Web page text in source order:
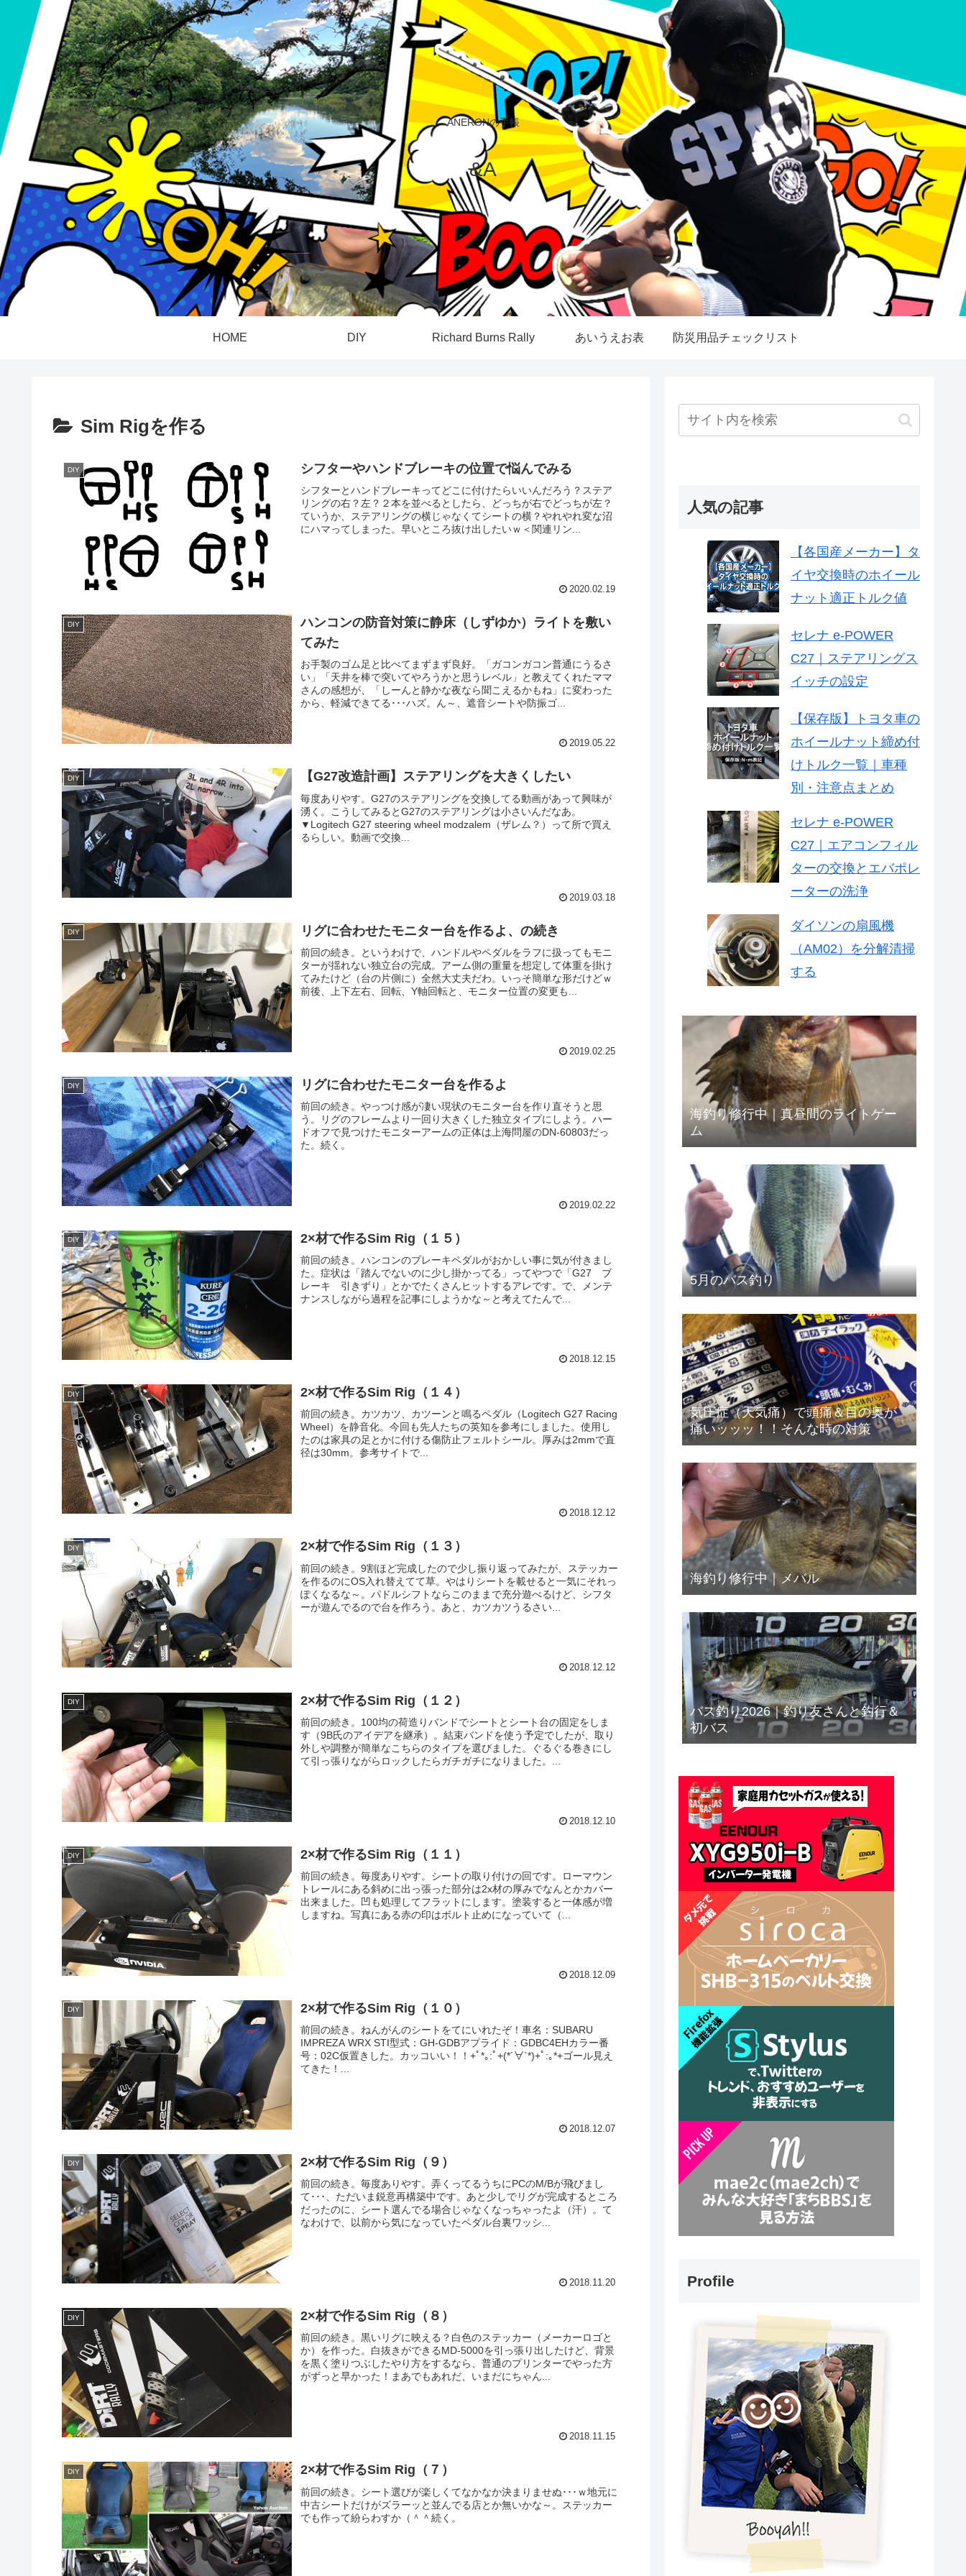
ANERONの手帳
&A
HOME DIY Richard Burns Rally あいうえお表 防災用品チェックリスト
Sim Rigを作る
DIY シフターやハンドブレーキの位置で悩んでみる
シフターとハンドブレーキってどこに付けたらいいんだろう？ステア
リングの右？左？２本を並べるとしたら、どっちが右でどっちが左？
ていうか、ステアリングの横じゃなくてシートの横？やれやれ変な沼
にハマってしまった。早いところ抜け出したいｗ＜関連リン...
2020.02.19
DIY
ハンコンの防音対策に静床（しずゆか）ライトを敷い
てみた
お手製のゴム足と比べてまずまず良好。「ガコンガコン普通にうるさ
い」「天井を棒で突いてやろうかと思うレベル」と教えてくれたママ
さんの感想が、「しーんと静かな夜なら聞こえるかもね」に変わった
から、軽減できてる･･･ハズ。ん～、遮音シートや防振ゴ...
2019.05.22
DIY 【G27改造計画】ステアリングを大きくしたい
毎度ありやす。G27のステアリングを交換してる動画があって興味が
湧く。こうしてみるとG27のステアリングは小さいんだなあ。
▼Logitech G27 steering wheel modzalem（ザレム？）って所で買え
るらしい。動画で交換...
2019.03.18
DIY リグに合わせたモニター台を作るよ、の続き
前回の続き。というわけで、ハンドルやペダルをラフに扱ってもモニ
ターが揺れない独立台の完成。アーム側の重量を想定して体重を掛け
てみたけど（台の片側に）全然大丈夫だわ。いっそ簡単な形だけどｗ
前後、上下左右、回転、Y軸回転と、モニター位置の変更も...
2019.02.25
DIY リグに合わせたモニター台を作るよ
前回の続き。やっつけ感が凄い現状のモニター台を作り直そうと思
う。リグのフレームより一回り大きくした独立タイプにしよう。ハー
ドオフで見つけたモニターアームの正体は上海問屋のDN-60803だっ
た。続く。
2019.02.22
DIY 2×材で作るSim Rig（１５）
前回の続き。ハンコンのブレーキペダルがおかしい事に気が付きまし
た。症状は「踏んでないのに少し掛かってる」ってやつで「G27 ブ
レーキ 引きずり」とかでたくさんヒットするアレです。で、メンテ
ナンスしながら過程を記事にしようかな～と考えてたんで...
2018.12.15
DIY 2×材で作るSim Rig（１４）
前回の続き。カツカツ、カツーンと鳴るペダル（Logitech G27 Racing
Wheel）を静音化。今回も先人たちの英知を参考にしました。使用し
たのは家具の足とかに付ける傷防止フェルトシール。厚みは2mmで直
径は30mm。参考サイトで...
2018.12.12
DIY 2×材で作るSim Rig（１３）
前回の続き。9割ほど完成したので少し振り返ってみたが、ステッカー
を作るのにOS入れ替えてて草。やはりシートを載せると一気にそれっ
ぽくなるな～。パドルシフトならこのままで充分遊べるけど、シフタ
ーが遊んでるので台を作ろう。あと、カツカツうるさい...
2018.12.12
DIY 2×材で作るSim Rig（１２）
前回の続き。100均の荷造りバンドでシートとシート台の固定をしま
す（9B氏のアイデアを継承）。結束バンドを使う予定でしたが、取り
外しや調整が簡単なこちらのタイプを選びました。ぐるぐる巻きにし
て引っ張りながらロックしたらガチガチになりました。...
2018.12.10
DIY 2×材で作るSim Rig（１１）
前回の続き。毎度ありやす。シートの取り付けの回です。ローマウン
トレールにある斜めに出っ張った部分は2x材の厚みでなんとかカバー
出来ました。凹も処理してフラットにします。塗装すると一体感が増
しますね。写真にある赤の印はボルト止めになっていて（...
2018.12.09
DIY 2×材で作るSim Rig（１０）
前回の続き。ねんがんのシートをてにいれたぞ！車名：SUBARU
IMPREZA WRX STI型式：GH-GDBアプライド：GDBC4EHカラー番
号：02C仮置きした。カッコいい！！+ﾟ*｡:ﾟ+(*´∀`*)+ﾟ:｡*+ゴール見え
てきた！...
2018.12.07
DIY 2×材で作るSim Rig（９）
前回の続き。毎度ありやす。弄くってるうちにPCのM/Bが飛びまし
て･･･、ただいま鋭意再構築中です。あと少しでリグが完成するところ
だったのに、シート選んでる場合じゃなくなっちゃったよ（汗）。て
なわけで、以前から気になっていたペダル台裏ワッシ...
2018.11.20
DIY 2×材で作るSim Rig（８）
前回の続き。黒いリグに映える？白色のステッカー（メーカーロゴと
か）を作った。白抜きができるMD-5000を引っ張り出したけど、背景
を黒く塗りつぶしたやり方をするなら、普通のプリンターでやった方
がずっと早かった！まあでもあれだ、いまだにちゃん...
2018.11.15
DIY 2×材で作るSim Rig（７）
前回の続き。シート選びが楽しくてなかなか決まりませぬ･･･ｗ地元に
中古シートだけがズラーッと並んでる店とか無いかな～。ステッカー
でも作って紛らわすか（＾＾続く。
人気の記事
【各国産メーカー】タ
イヤ交換時のホイール
ナット適正トルク値
セレナ e-POWER
C27｜ステアリングス
イッチの設定
【保存版】トヨタ車の
ホイールナット締め付
けトルク一覧｜車種
別・注意点まとめ
セレナ e-POWER
C27｜エアコンフィル
ターの交換とエバポレ
ーターの洗浄
ダイソンの扇風機
（AM02）を分解清掃
する
海釣り修行中｜真昼間のライトゲー
ム
5月のバス釣り
気圧症（天気痛）で頭痛＆目の奥が
痛いッッッ！！そんな時の対策
海釣り修行中｜メバル
バス釣り2026｜釣り友さんと釣行＆
初バス
Profile